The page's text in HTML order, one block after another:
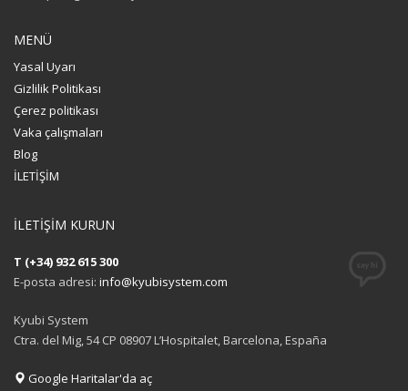
MENÜ
Yasal Uyarı
Gizlilik Politikası
Çerez politikası
Vaka çalışmaları
Blog
İLETİŞİM
İLETİŞİM KURUN
T (+34) 932 615 300
E-posta adresi: info@kyubisystem.com
Kyubi System
Ctra. del Mig, 54 CP 08907 L’Hospitalet, Barcelona, España
Google Haritalar'da aç